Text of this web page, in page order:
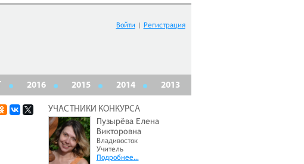
Войти | Регистрация
2016 2015 2014 2013
УЧАСТНИКИ КОНКУРСА
Пузырёва Елена
Викторовна
Владивосток
Учитель
Подробнее…